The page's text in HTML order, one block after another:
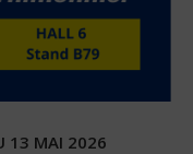
13 MAI 2026